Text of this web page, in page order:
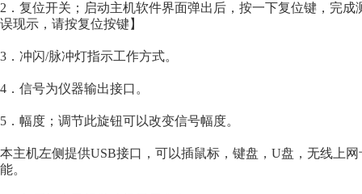
2．复位开关；启动主机软件界面弹出后，按一下复位键，完
误现示，请按复位按键】
3．冲闪/脉冲灯指示工作方式。
4．信号为仪器输出接口。
5．幅度；调节此旋钮可以改变信号幅度。
本主机左侧提供USB接口，可以插鼠标，键盘，U盘，无线上
能。